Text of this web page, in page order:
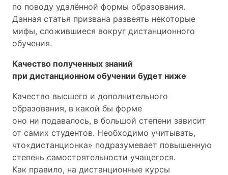
по поводу удалённой формы образования.
Данная статья призвана развеять некоторые
мифы, сложившиеся вокруг дистанционного
обучения.
Качество полученных знаний
при дистанционном обучении будет ниже
Качество высшего и дополнительного
образования, в какой бы форме
оно ни подавалось, в большой степени зависит
от самих студентов. Необходимо учитывать,
что«дистанционка» подразумевает повышенную
степень самостоятельности учащегося.
Как правило, на дистанционные курсы